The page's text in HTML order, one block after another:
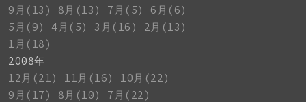
9月(13)
8月(13) 7月(5)
6月(6)
5月(9)
4月(5) 3月(16)
2月(13)
1月(18)
2008年
12月(21)
11月(16)
10月(22)
9月(17)
8月(10)
7月(22)